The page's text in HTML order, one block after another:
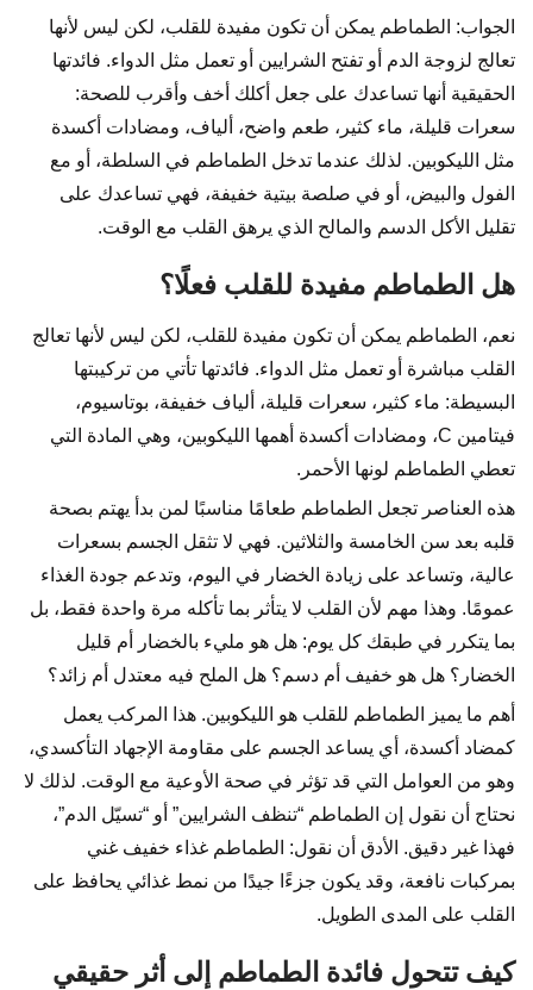
الجواب: الطماطم يمكن أن تكون مفيدة للقلب، لكن ليس لأنها
تعالج لزوجة الدم أو تفتح الشرايين أو تعمل مثل الدواء. فائدتها
الحقيقية أنها تساعدك على جعل أكلك أخف وأقرب للصحة:
سعرات قليلة، ماء كثير، طعم واضح، ألياف، ومضادات أكسدة
مثل الليكوبين. لذلك عندما تدخل الطماطم في السلطة، أو مع
الفول والبيض، أو في صلصة بيتية خفيفة، فهي تساعدك على
تقليل الأكل الدسم والمالح الذي يرهق القلب مع الوقت.
هل الطماطم مفيدة للقلب فعلًا؟
نعم، الطماطم يمكن أن تكون مفيدة للقلب، لكن ليس لأنها تعالج
القلب مباشرة أو تعمل مثل الدواء. فائدتها تأتي من تركيبتها
البسيطة: ماء كثير، سعرات قليلة، ألياف خفيفة، بوتاسيوم،
فيتامين C، ومضادات أكسدة أهمها الليكوبين، وهي المادة التي
تعطي الطماطم لونها الأحمر.
هذه العناصر تجعل الطماطم طعامًا مناسبًا لمن بدأ يهتم بصحة
قلبه بعد سن الخامسة والثلاثين. فهي لا تثقل الجسم بسعرات
عالية، وتساعد على زيادة الخضار في اليوم، وتدعم جودة الغذاء
عمومًا. وهذا مهم لأن القلب لا يتأثر بما تأكله مرة واحدة فقط، بل
بما يتكرر في طبقك كل يوم: هل هو مليء بالخضار أم قليل
الخضار؟ هل هو خفيف أم دسم؟ هل الملح فيه معتدل أم زائد؟
أهم ما يميز الطماطم للقلب هو الليكوبين. هذا المركب يعمل
كمضاد أكسدة، أي يساعد الجسم على مقاومة الإجهاد التأكسدي،
وهو من العوامل التي قد تؤثر في صحة الأوعية مع الوقت. لذلك لا
نحتاج أن نقول إن الطماطم “تنظف الشرايين” أو “تسيّل الدم”،
فهذا غير دقيق. الأدق أن نقول: الطماطم غذاء خفيف غني
بمركبات نافعة، وقد يكون جزءًا جيدًا من نمط غذائي يحافظ على
القلب على المدى الطويل.
كيف تتحول فائدة الطماطم إلى أثر حقيقي